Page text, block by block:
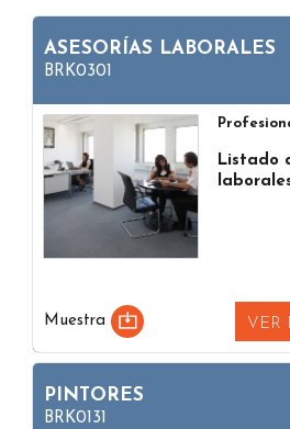
ASESORÍAS LABORALES
BRK0301
Listado
Muestra VER
PINTORES
BRK0131